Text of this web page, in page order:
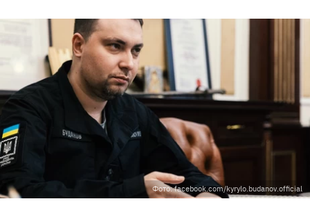
Фото: facebook.com/kyrylo.budanov.official